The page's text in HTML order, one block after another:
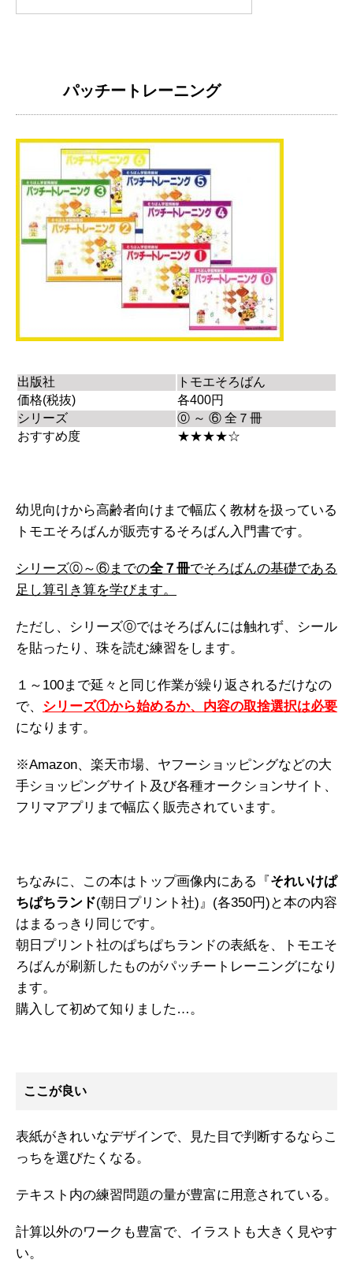
パッチートレーニング
出版社
トモエそろばん
価格(税抜)
各400円
シリーズ
⓪ ～ ⑥ 全７冊
おすすめ度
★★★★☆
幼児向けから高齢者向けまで幅広く教材を扱っている
トモエそろばんが販売するそろばん入門書です。
シリーズ⓪～⑥までの全７冊でそろばんの基礎である
足し算引き算を学びます。
ただし、シリーズ⓪ではそろばんには触れず、シール
を貼ったり、珠を読む練習をします。
１～100まで延々と同じ作業が繰り返されるだけなの
で、 シリーズ①から始めるか、内容の取捨選択は必要
になります。
※Amazon、楽天市場、ヤフーショッピングなどの大
手ショッピングサイト及び各種オークションサイト、
フリマアプリまで幅広く販売されています。
ちなみに、この本はトップ画像内にある『それいけぱ
ちぱちランド(朝日プリント社)』(各350円)と本の内容
はまるっきり同じです。
朝日プリント社のぱちぱちランドの表紙を、トモエそ
ろばんが刷新したものがパッチートレーニングになり
ます。
購入して初めて知りました…。
ここが良い
表紙がきれいなデザインで、見た目で判断するならこ
っちを選びたくなる。
テキスト内の練習問題の量が豊富に用意されている。
計算以外のワークも豊富で、イラストも大きく見やす
い。